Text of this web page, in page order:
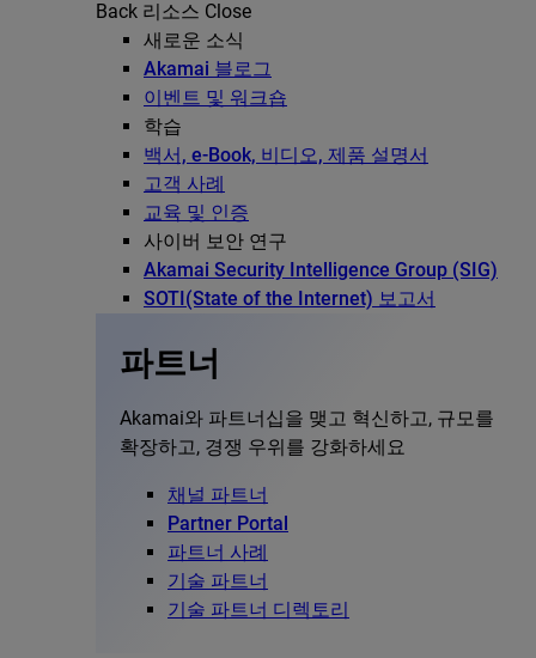
Back 리소스 Close
새로운 소식
Akamai 블로그
이벤트 및 워크숍
학습
백서, e-Book, 비디오, 제품 설명서
고객 사례
교육 및 인증
사이버 보안 연구
Akamai Security Intelligence Group (SIG)
SOTI(State of the Internet) 보고서
파트너
Akamai와 파트너십을 맺고 혁신하고, 규모를
확장하고, 경쟁 우위를 강화하세요
채널 파트너
Partner Portal
파트너 사례
기술 파트너
기술 파트너 디렉토리